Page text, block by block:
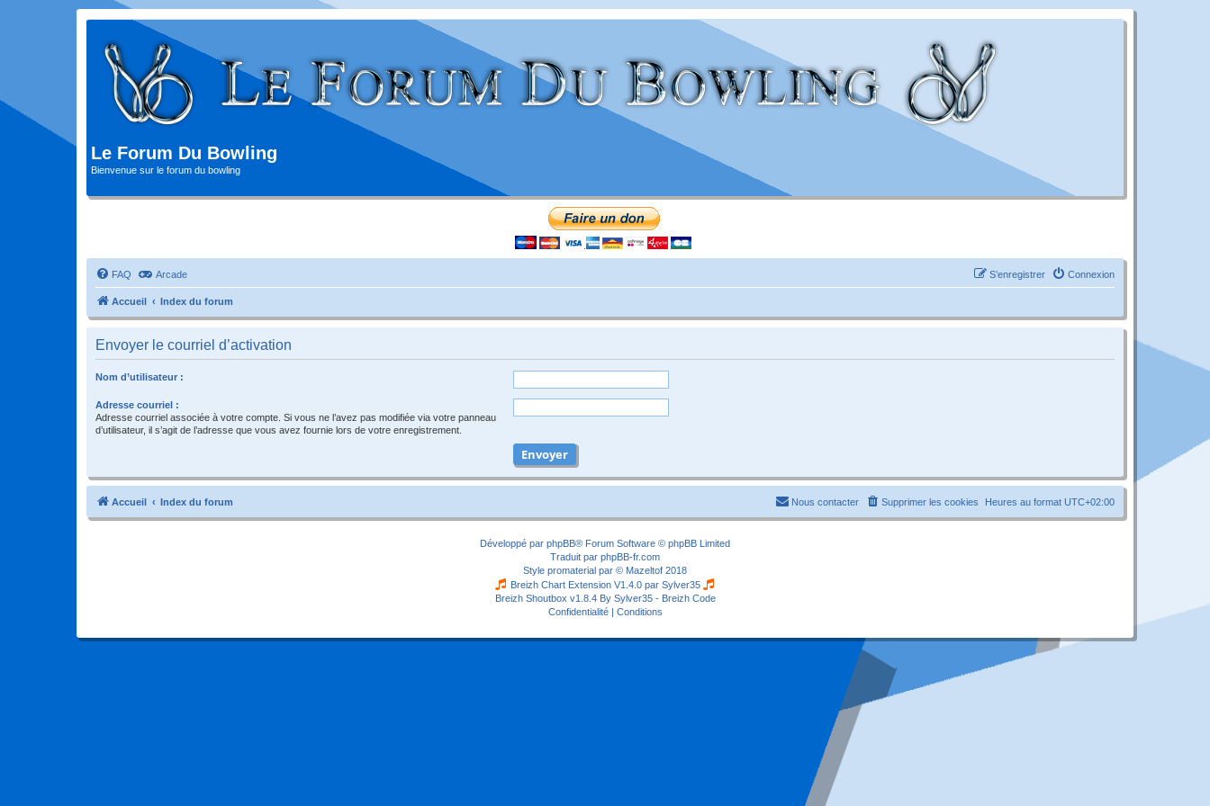
Le Forum Du Bowling
Bienvenue sur le forum du bowling
FAQ Arcade Connexion
S’enregistrer
Accueil Index du forum
Envoyer le courriel d’activation
Nom d’utilisateur :
Adresse courriel :
Adresse courriel associée à votre compte. Si vous ne l’avez pas modifiée via votre panneau
d’utilisateur, il s’agit de l’adresse que vous avez fournie lors de votre enregistrement.
Accueil Index du forum Heures au format UTC+02:00
Supprimer les cookies
Nous contacter
Développé par phpBB® Forum Software © phpBB Limited
Traduit par phpBB-fr.com
Style promaterial par © Mazeltof 2018
Breizh Chart Extension V1.4.0 par Sylver35
Breizh Shoutbox v1.8.4 By Sylver35 - Breizh Code
Confidentialité| Conditions